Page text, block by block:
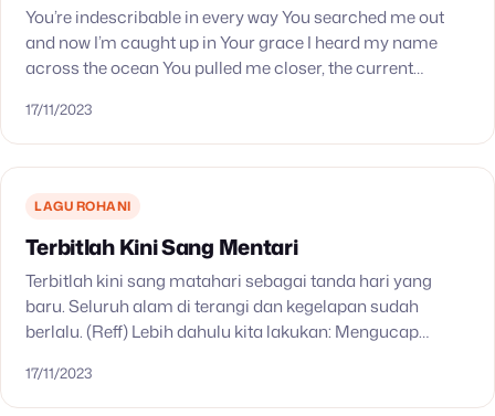
You’re indescribable in every way You searched me out
and now I’m caught up in Your grace I heard my name
across the ocean You pulled me closer, the current
17/11/2023
LAGU ROHANI
Terbitlah Kini Sang Mentari
Terbitlah kini sang matahari sebagai tanda hari yang
baru. Seluruh alam di terangi dan kegelapan sudah
berlalu. (Reff) Lebih dahulu kita lakukan: Mengucap
malam gelap…
17/11/2023